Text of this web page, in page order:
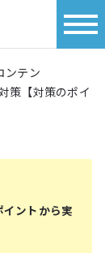
ンテン
策【対策のポイ
ントから実